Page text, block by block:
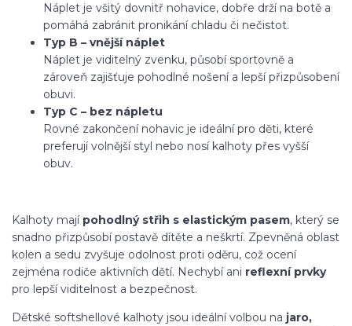
Náplet je všitý dovnitř nohavice, dobře drží na botě a
pomáhá zabránit pronikání chladu či nečistot.
Typ B – vnější náplet
Náplet je viditelný zvenku, působí sportovně a
zároveň zajišťuje pohodlné nošení a lepší přizpůsobení
obuvi.
Typ C – bez nápletu
Rovné zakončení nohavic je ideální pro děti, které
preferují volnější styl nebo nosí kalhoty přes vyšší
obuv.
Kalhoty mají pohodlný střih s elastickým pasem, který se
snadno přizpůsobí postavě dítěte a neškrtí. Zpevněná oblast
kolen a sedu zvyšuje odolnost proti oděru, což ocení
zejména rodiče aktivních dětí. Nechybí ani reflexní prvky
pro lepší viditelnost a bezpečnost.
Dětské softshellové kalhoty jsou ideální volbou na jaro,